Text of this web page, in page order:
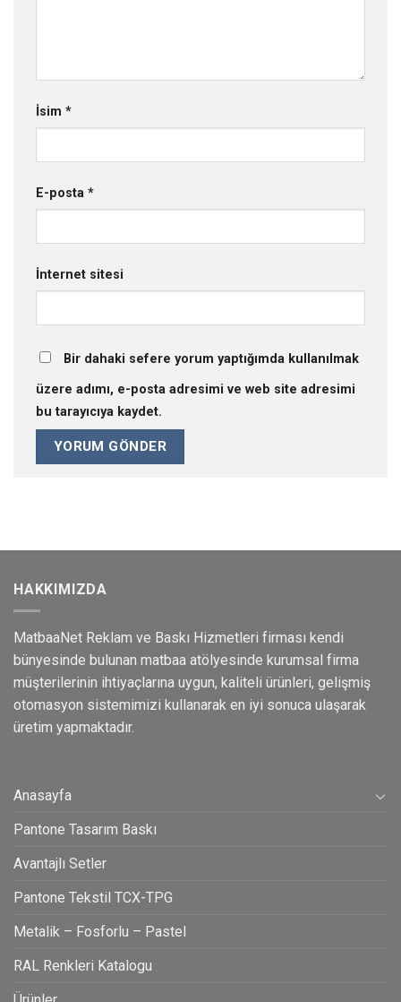
İsim *
E-posta *
İnternet sitesi
Bir dahaki sefere yorum yaptığımda kullanılmak
üzere adımı, e-posta adresimi ve web site adresimi
bu tarayıcıya kaydet.
HAKKIMIZDA
MatbaaNet Reklam ve Baskı Hizmetleri firması kendi
bünyesinde bulunan matbaa atölyesinde kurumsal firma
müşterilerinin ihtiyaçlarına uygun, kaliteli ürünleri, gelişmiş
otomasyon sistemimizi kullanarak en iyi sonuca ulaşarak
üretim yapmaktadır.
Anasayfa
Pantone Tasarım Baskı
Avantajlı Setler
Pantone Tekstil TCX-TPG
Metalik – Fosforlu – Pastel
RAL Renkleri Katalogu